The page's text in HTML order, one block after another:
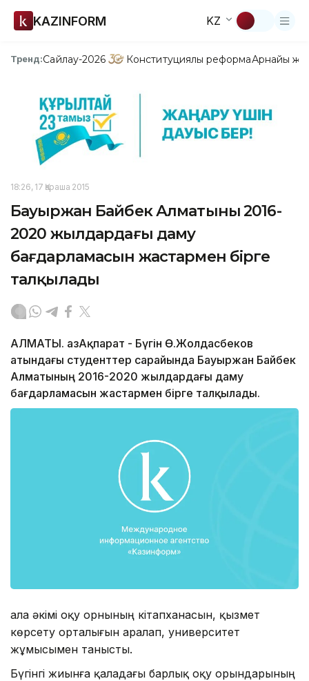
KAZINFORM KZ
Тренд:Сайлау-2026 Конституциялық реформаАрнайы
18:26, 17 Қараша 2015
Бауыржан Байбек Алматының 2016-
2020 жылдардағы даму
бағдарламасын жастармен бірге
талқылады
АЛМАТЫ. ҚазАқпарат - Бүгін Ө.Жолдасбеков
атындағы студенттер сарайында Бауыржан Байбек
Алматының 2016-2020 жылдардағы даму
бағдарламасын жастармен бірге талқылады.
Қала әкімі оқу орнының кітапханасын, қызмет
көрсету орталығын аралап, университет
жұмысымен танысты.
Бүгінгі жиынға қаладағы барлық оқу орындарының